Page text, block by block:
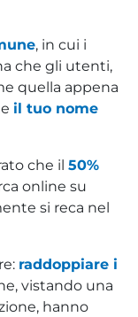
, in cui i
che gli utenti,
quella appena
il tuo nome
che il 50%
online su
si reca nel
raddoppiare i
vistando una
hanno